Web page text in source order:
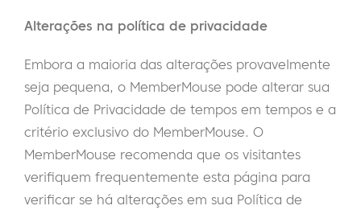
Alterações na política de privacidade
Embora a maioria das alterações provavelmente
seja pequena, o MemberMouse pode alterar sua
Política de Privacidade de tempos em tempos e a
critério exclusivo do MemberMouse. O
MemberMouse recomenda que os visitantes
verifiquem frequentemente esta página para
verificar se há alterações em sua Política de